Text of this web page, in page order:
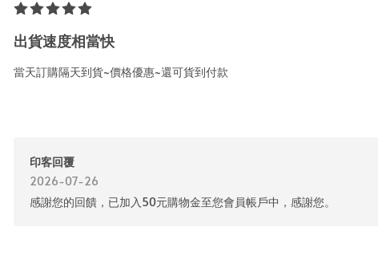
出貨速度相當快
當天訂購隔天到貨~價格優惠~還可貨到付款
印客回覆
2026-07-26
感謝您的回饋，已加入50元購物金至您會員帳戶中，感謝您。